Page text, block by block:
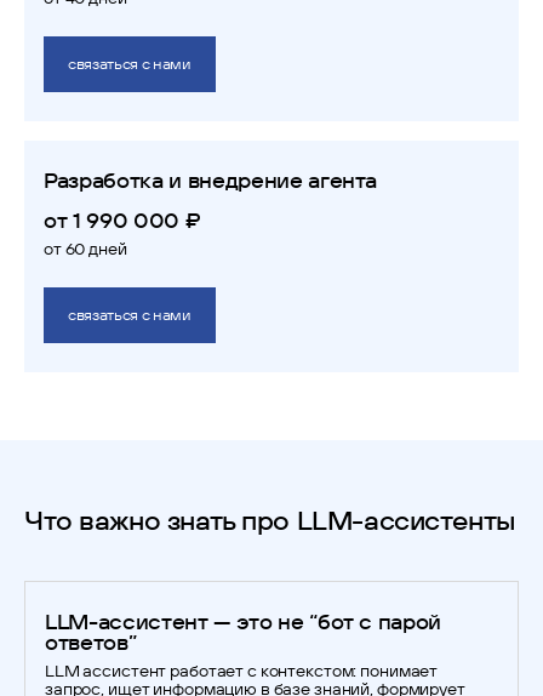
связаться с нами
Разработка и внедрение агента
от 1 990 000 ₽
от 60 дней
связаться с нами
Что важно знать про LLM-ассистенты
LLM-ассистент — это не “бот с парой
ответов”
LLM ассистент работает с контекстом: понимает
запрос, ищет информацию в базе знаний, формирует